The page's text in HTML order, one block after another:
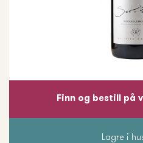
Finn og bestill på
Lagre i